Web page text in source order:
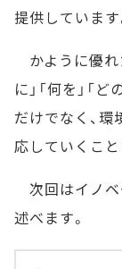
提供しています
かように優れ
に」「何を」「
だけでなく、環
応していくこと
次回はイノベ
述べます。